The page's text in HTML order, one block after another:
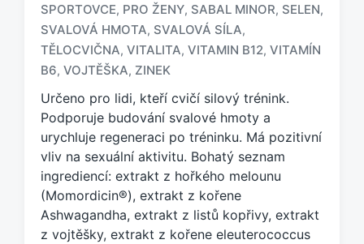
z
n
a
č
n
o
t
a
g
e
m
:
SPORTOVCE, PRO ŽENY, SABAL MINOR, SELEN,
SVALOVÁ HMOTA, SVALOVÁ SÍLA,
TĚLOCVIČNA, VITALITA, VITAMIN B12, VITAMÍN
B6, VOJTĚŠKA, ZINEK
Určeno pro lidi, kteří cvičí silový trénink.
Podporuje budování svalové hmoty a
urychluje regeneraci po tréninku. Má pozitivní
vliv na sexuální aktivitu. Bohatý seznam
ingrediencí: extrakt z hořkého melounu
(Momordicin®), extrakt z kořene
Ashwagandha, extrakt z listů kopřivy, extrakt
z vojtěšky, extrakt z kořene eleuterococcus